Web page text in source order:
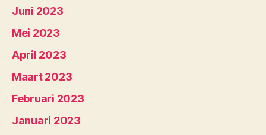
Juni 2023
Mei 2023
April 2023
Maart 2023
Februari 2023
Januari 2023